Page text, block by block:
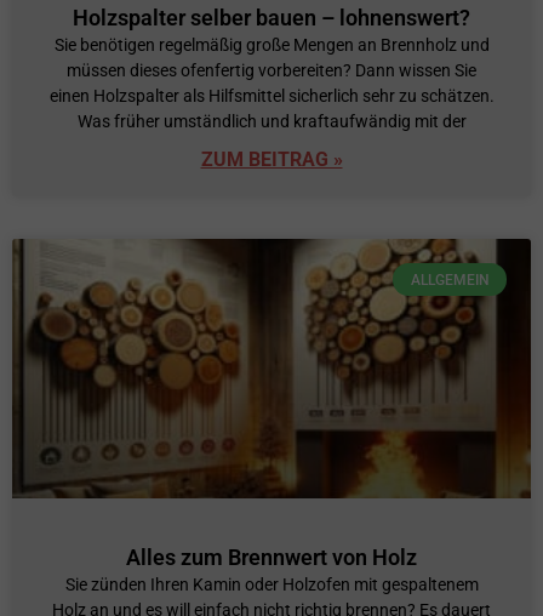
Holzspalter selber bauen – lohnenswert?
Sie benötigen regelmäßig große Mengen an Brennholz und
müssen dieses ofenfertig vorbereiten? Dann wissen Sie
einen Holzspalter als Hilfsmittel sicherlich sehr zu schätzen.
Was früher umständlich und kraftaufwändig mit der
ZUM BEITRAG »
ALLGEMEIN
Alles zum Brennwert von Holz
Sie zünden Ihren Kamin oder Holzofen mit gespaltenem
Holz an und es will einfach nicht richtig brennen? Es dauert